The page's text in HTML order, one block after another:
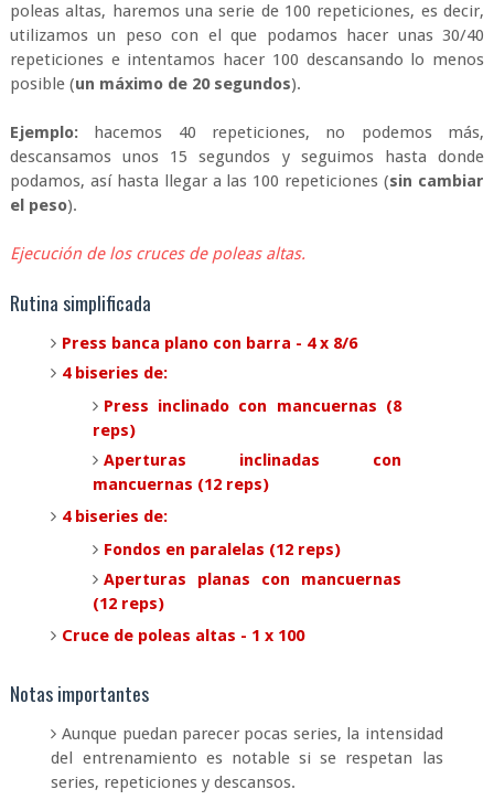
poleas altas, haremos una serie de 100 repeticiones, es decir,
utilizamos un peso con el que podamos hacer unas 30/40
repeticiones e intentamos hacer 100 descansando lo menos
posible (un máximo de 20 segundos).
Ejemplo:hacemos 40 repeticiones, no podemos más,
descansamos unos 15 segundos y seguimos hasta donde
podamos, así hasta llegar a las 100 repeticiones (sin cambiar
el peso).
Ejecución de los cruces de poleas altas.
Rutina simplificada
Press banca plano con barra - 4 x 8/6
4 biseries de:
Press inclinado con mancuernas (8
reps)
Aperturas inclinadas con
mancuernas (12 reps)
4 biseries de:
Fondos en paralelas (12 reps)
Aperturas planas con mancuernas
(12 reps)
Cruce de poleas altas - 1 x 100
Notas importantes
Aunque puedan parecer pocas series, la intensidad
del entrenamiento es notable si se respetan las
series, repeticiones y descansos.